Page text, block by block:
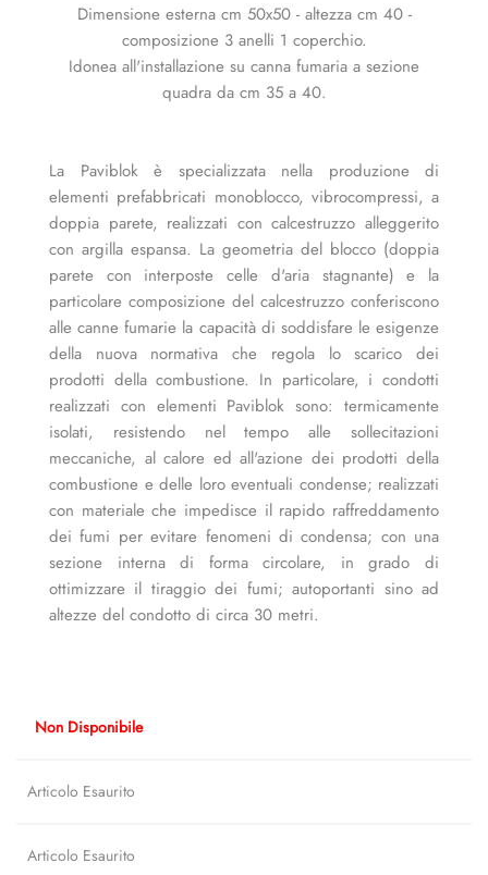
Dimensione esterna cm 50x50 - altezza cm 40 -
composizione 3 anelli 1 coperchio.
Idonea all'installazione su canna fumaria a sezione
quadra da cm 35 a 40.
La Paviblok è specializzata nella produzione di
elementi prefabbricati monoblocco, vibrocompressi, a
doppia parete, realizzati con calcestruzzo alleggerito
con argilla espansa. La geometria del blocco (doppia
parete con interposte celle d'aria stagnante) e la
particolare composizione del calcestruzzo conferiscono
alle canne fumarie la capacità di soddisfare le esigenze
della nuova normativa che regola lo scarico dei
prodotti della combustione. In particolare, i condotti
realizzati con elementi Paviblok sono: termicamente
isolati, resistendo nel tempo alle sollecitazioni
meccaniche, al calore ed all'azione dei prodotti della
combustione e delle loro eventuali condense; realizzati
con materiale che impedisce il rapido raffreddamento
dei fumi per evitare fenomeni di condensa; con una
sezione interna di forma circolare, in grado di
ottimizzare il tiraggio dei fumi; autoportanti sino ad
altezze del condotto di circa 30 metri.
Non Disponibile
Articolo Esaurito
Articolo Esaurito